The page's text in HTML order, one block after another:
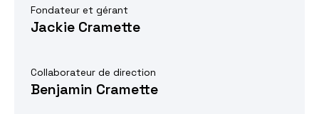
Fondateur et gérant
Jackie Cramette
Collaborateur de direction
Benjamin Cramette